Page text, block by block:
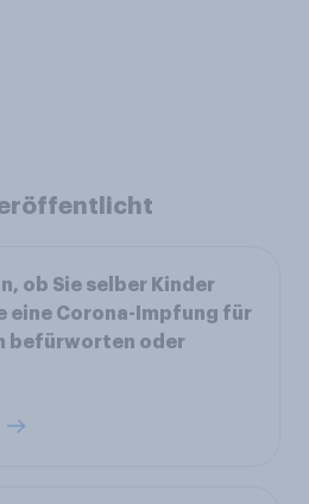
ob Sie selber Kinder
eine Corona-Impfung für
befürworten oder